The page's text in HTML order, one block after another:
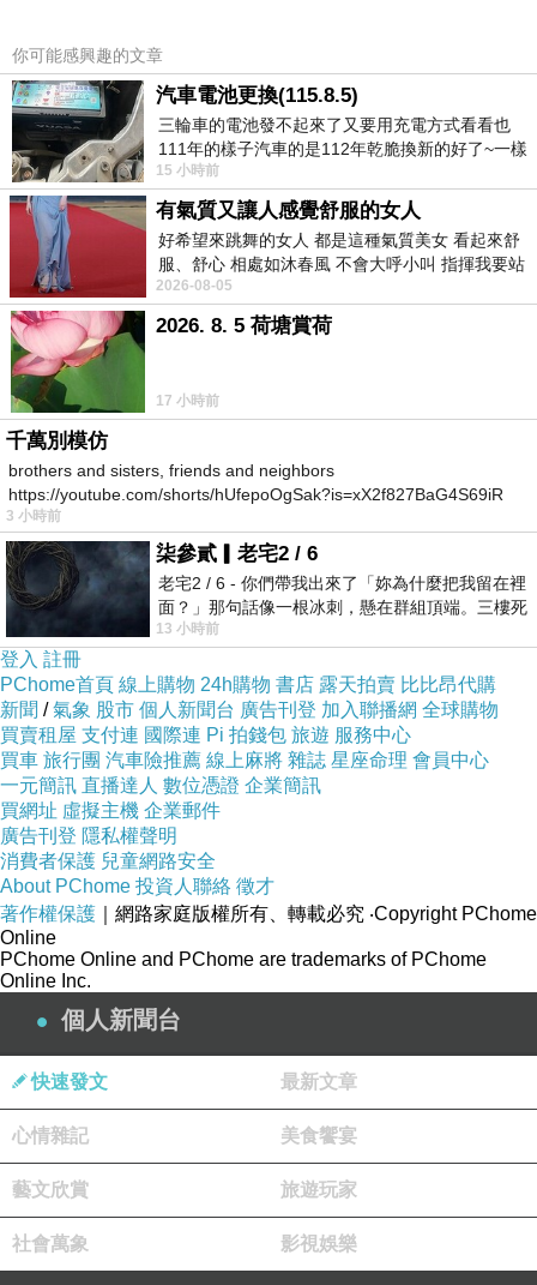
聽朋友說這也是其他朋友推薦給她的必去之處，據說是一
位記者在調查當地的物產時，發現很多百年老店都還以復
古的包裝在販售老字號的商品，這些商品有自己的品質堅
持，但是大多都隱身在老雜貨店中，漸漸為人所淡忘，也
無法跟有大筆廣告預算的國際大品牌競爭；為了保存這些
這些屬於葡萄牙人的品牌與回憶(就像我們都不希望蘋果西
，因此才跟這些生產商聯絡，集結了這些老店
的商品於一間生活雜貨舖中，就在我們要去的
號上開了第一家店，重新將這些品牌介紹給當地人及會來
Chiado區的觀光客。可能也因為記者本身的人脈，這家店
多次被報導，越來越人氣，也達成了保存當地老品牌的立
願。
(店門口以黑白老照片製作的立牌真的點出了老品牌的特
點)
一進門，正好看到一群人在收銀台那邊挑毯子，大家正在
欣賞不同質料與花色的毯子。店裡的裝潢滿古色古香的，
你可能感興趣的文章
汽車電池更換(115.8.5)
三輪車的電池發不起來了又要用充電方式看看也
111年的樣子汽車的是112年乾脆換新的好了~一樣
在阿炮電池買的漲了一百多塊吧
15 小時前
有氣質又讓人感覺舒服的女人
好希望來跳舞的女人 都是這種氣質美女 看起來舒
服、舒心 相處如沐春風 不會大呼小叫 指揮我要站
哪個位子 妳老幾？？
2026-08-05
2026. 8. 5 荷塘賞荷
17 小時前
千萬別模仿
brothers and sisters, friends and neighbors
https://youtube.com/shorts/hUfepoOgSak?is=xX2f827BaG4S69iR
https
3 小時前
柒參貳▎老宅2 / 6
老宅2 / 6 - 你們帶我出來了「妳為什麼把我留在裡
面？」那句話像一根冰刺，懸在群組頂端。三樓死
死盯著照片裡的人。那個人確實站在
13 小時前
登入 註冊
PChome首頁 線上購物 24h購物 書店 露天拍賣 比比昂代購
新聞 /氣象 股市 個人新聞台 廣告刊登 加入聯播網 全球購物
買賣租屋 支付連 國際連 Pi 拍錢包 旅遊 服務中心
買車 旅行團 汽車險推薦 線上麻將 雜誌 星座命理 會員中心
一元簡訊 直播達人 數位憑證 企業簡訊
買網址 虛擬主機 企業郵件
廣告刊登 隱私權聲明
消費者保護 兒童網路安全
About PChome 投資人聯絡 徵才
著作權保護 ｜網路家庭版權所有、轉載必究 ‧Copyright PChome
Online
PChome Online and PChome are trademarks of PChome
Online Inc.
個人新聞台
快速發文 最新文章
心情雜記 美食饗宴
藝文欣賞 旅遊玩家
社會萬象 影視娛樂